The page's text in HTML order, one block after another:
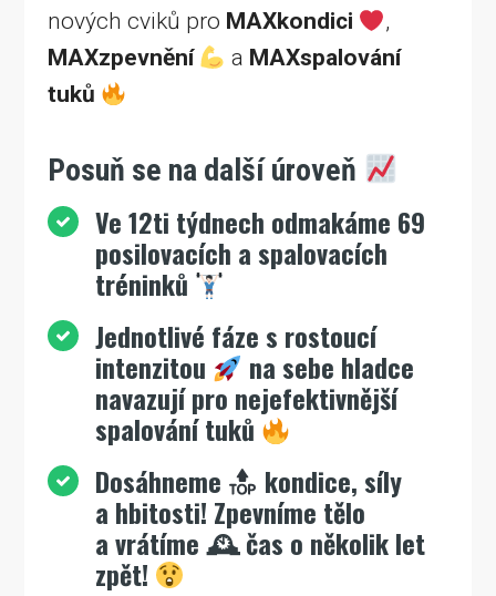
nových cviků pro MAXkondici
,
MAXzpevnění
a MAXspalování
tuků
Posuň se na další úroveň
Ve 12ti týdnech odmakáme 69
posilovacích a spalovacích
tréninků
Jednotlivé fáze s rostoucí
intenzitou na sebe hladce
navazují pro nejefektivnější
spalování tuků
Dosáhneme
kondice, síly
a hbitosti! Zpevníme tělo
a vrátíme 🕰 čas o několik let
zpět!